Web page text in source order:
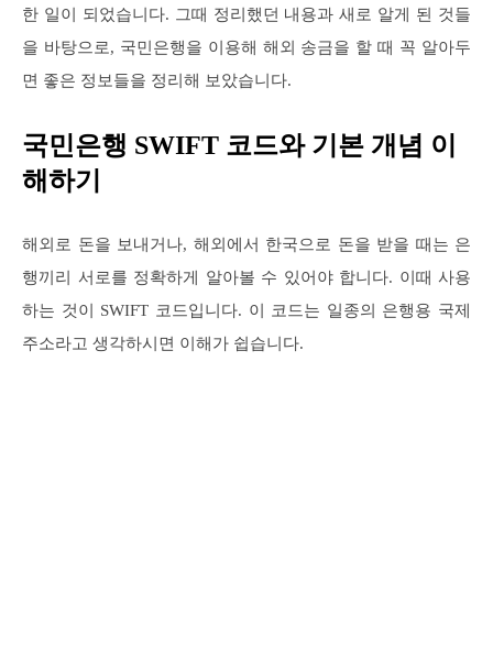
한 일이 되었습니다. 그때 정리했던 내용과 새로 알게 된 것들
을 바탕으로, 국민은행을 이용해 해외 송금을 할 때 꼭 알아두
면 좋은 정보들을 정리해 보았습니다.
국민은행 SWIFT 코드와 기본 개념 이
해하기
해외로 돈을 보내거나, 해외에서 한국으로 돈을 받을 때는 은
행끼리 서로를 정확하게 알아볼 수 있어야 합니다. 이때 사용
하는 것이 SWIFT 코드입니다. 이 코드는 일종의 은행용 국제
주소라고 생각하시면 이해가 쉽습니다.